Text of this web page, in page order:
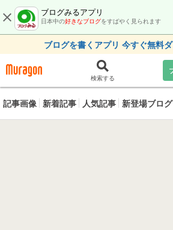
ブログみるアプリ
日本中の好きなブログをすばやく見られます
ブログを書くアプリ 今すぐ無料
検索する
記事画像 新着記事 人気記事 新登場ブログ